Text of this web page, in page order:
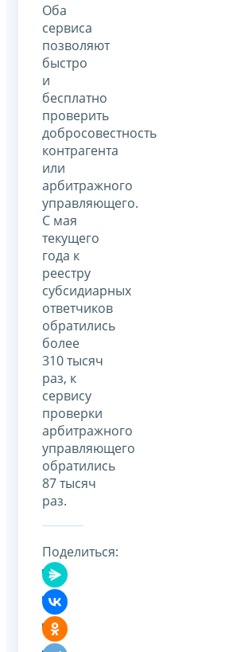
Оба
сервиса
позволяют
быстро
и
бесплатно
проверить
добросовестность
контрагента
или
арбитражного
управляющего.
С мая
текущего
года к
реестру
субсидиарных
ответчиков
обратились
более
310 тысяч
раз, к
сервису
проверки
арбитражного
управляющего
обратились
87 тысяч
раз.
Поделиться: